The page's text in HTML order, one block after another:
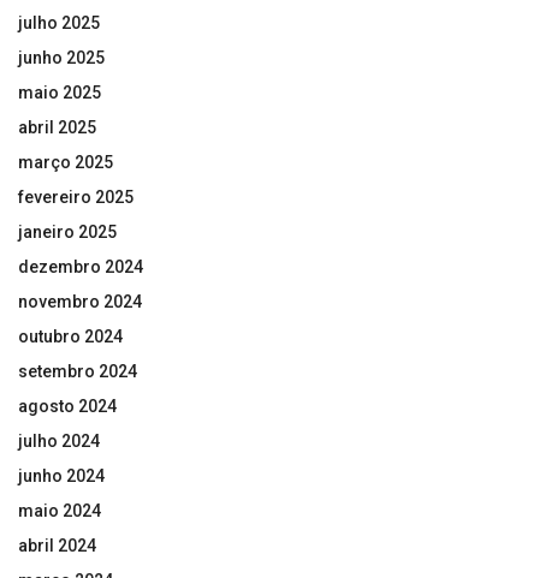
julho 2025
junho 2025
maio 2025
abril 2025
março 2025
fevereiro 2025
janeiro 2025
dezembro 2024
novembro 2024
outubro 2024
setembro 2024
agosto 2024
julho 2024
junho 2024
maio 2024
abril 2024